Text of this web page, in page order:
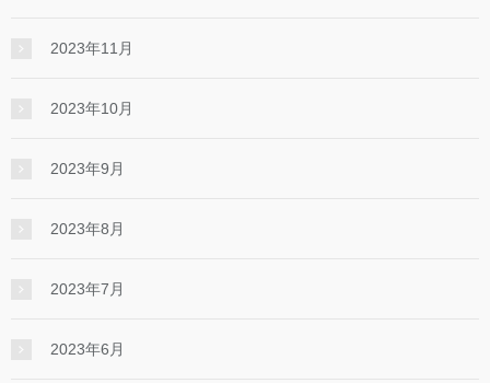
2023年11月
2023年10月
2023年9月
2023年8月
2023年7月
2023年6月